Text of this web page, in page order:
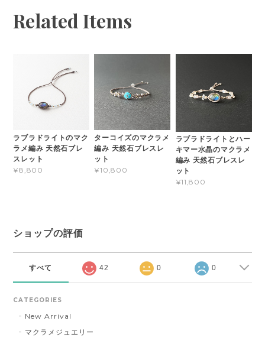
Related Items
ラブラドライトのマク
ラメ編み 天然石ブレ
スレット
¥8,800
ターコイズのマクラメ
編み 天然石ブレスレ
ット
¥10,800
ラブラドライトとハー
キマー水晶のマクラメ
編み 天然石ブレスレ
ット
¥11,800
ショップの評価
すべて 42 0 0
CATEGORIES
New Arrival
マクラメジュエリー